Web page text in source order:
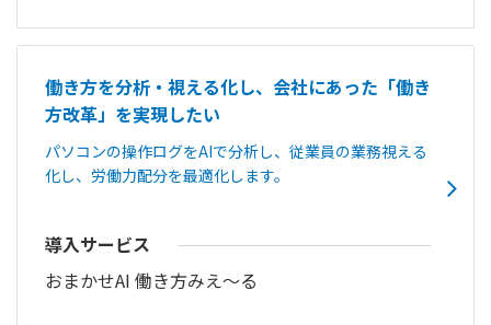
働き方を分析・視える化し、会社にあった「働き
方改革」を実現したい
パソコンの操作ログをAIで分析し、従業員の業務視える
化し、労働力配分を最適化します。
導入サービス
おまかせAI 働き方みえ〜る